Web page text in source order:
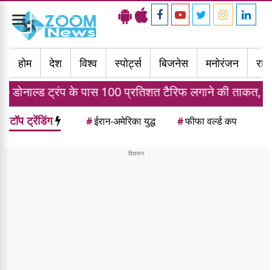
Toggle
navigation
होम
देश विश्व स्पोर्ट्स बिजनेस मनोरंजन
पास 100 प्रतिशत टैरिफ लगाने की ताकत, जानें भारत पर
टॉप ट्रेंडिंग #ईरान-अमेरिका युद्ध #फीफा वर्ल्ड कप